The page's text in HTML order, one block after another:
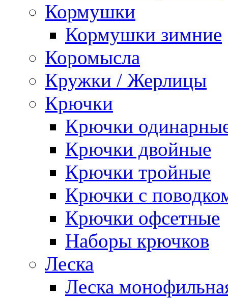
Кормушки
Кормушки зимние
Коромысла
Кружки / Жерлицы
Крючки
Крючки
Крючки двойные
Крючки тройные
Крючки с
Крючки офсетные
Наборы крючков
Леска
Леска